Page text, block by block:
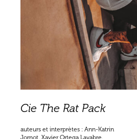
Cie The Rat Pack
auteurs et interprètes : Ann-Katrin
Jornot, Xavier Ortega Lavabre,